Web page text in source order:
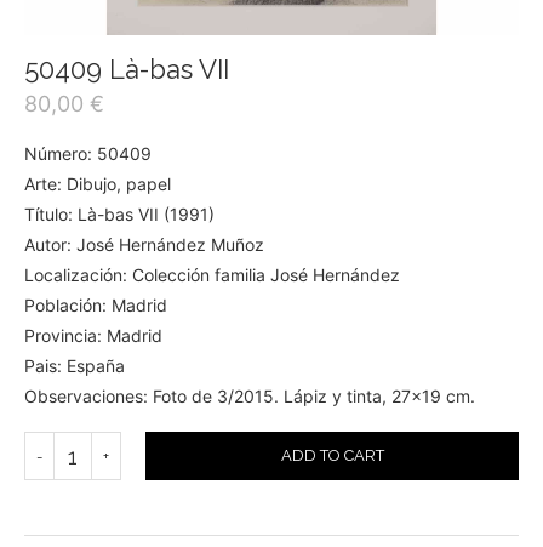
50409 Là-bas VII
80,00 €
Número: 50409
Arte: Dibujo, papel
Título: Là-bas VII (1991)
Autor: José Hernández Muñoz
Localización: Colección familia José Hernández
Población: Madrid
Provincia: Madrid
Pais: España
Observaciones: Foto de 3/2015. Lápiz y tinta, 27×19 cm.
ADD TO CART